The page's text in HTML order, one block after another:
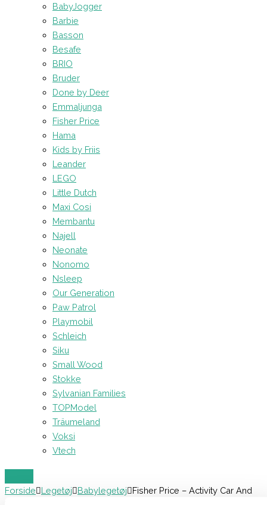
BabyJogger
Barbie
Basson
Besafe
BRIO
Bruder
Done by Deer
Emmaljunga
Fisher Price
Hama
Kids by Friis
Leander
LEGO
Little Dutch
Maxi Cosi
Membantu
Najell
Neonate
Nonomo
Nsleep
Our Generation
Paw Patrol
Playmobil
Schleich
Siku
Small Wood
Stokke
Sylvanian Families
TOPModel
Träumeland
Voksi
Vtech
Forside Legetøj Babylegetøj
Fisher Price – Activity Car And